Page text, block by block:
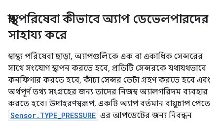
স্বাস্থ্য পরিষেবা কীভাবে অ্যাপ ডেভেলপারদের
সাহায্য করে
স্বাস্থ্য পরিষেবা ছাড়া, অ্যাপগুলিকে এক বা একাধিক সেন্সরের
সাথে সংযোগ স্থাপন করতে হবে, প্রতিটি সেন্সরকে যথাযথভাবে
কনফিগার করতে হবে, কাঁচা সেন্সর ডেটা গ্রহণ করতে হবে এবং
অর্থপূর্ণ তথ্য সংগ্রহের জন্য তাদের নিজস্ব অ্যালগরিদম ব্যবহার
করতে হবে। উদাহরণস্বরূপ, একটি অ্যাপ বর্তমান বায়ুচাপ পেতে
Sensor.TYPE_PRESSURE এর আপডেটের জন্য নিবন্ধন